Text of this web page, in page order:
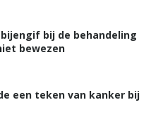
bij de behandeling
bewezen
een teken van kanker bij